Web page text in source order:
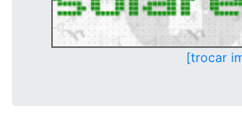
[trocar